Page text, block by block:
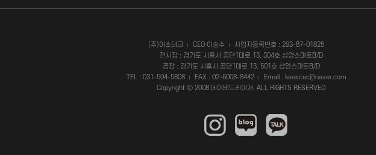
(주)이소테크 CEO 이승수
사업자등록번호 : 293-87-01825
전시장 : 경기도 시흥시 공단1대로 13, 304호 삼양스마트B/D
공장 : 경기도 시흥시 공단1대로 13, 501호 삼양스마트B/D
TEL : 031-504-5808
FAX : 02-6008-8442
Email : leesotec@naver.com
Copyright Ⓒ 2008 데이비드레이저. ALL RIGHTS RESERVED